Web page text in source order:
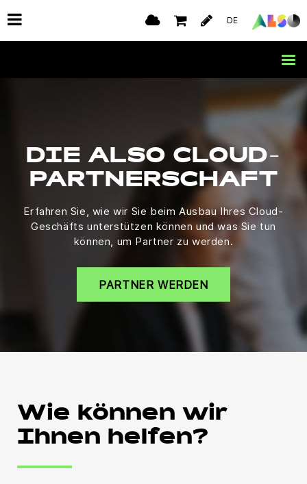
DE
DIE ALSO CLOUD-
PARTNERSCHAFT
Erfahren Sie, wie wir Sie beim Ausbau Ihres Cloud-
Geschäfts unterstützen können und was Sie tun
können, um Partner zu werden.
PARTNER WERDEN
Wie können wir
Ihnen helfen?